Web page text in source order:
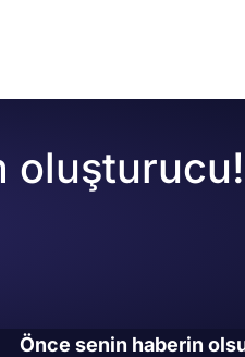
oluşturucu!
Önce senin haberin